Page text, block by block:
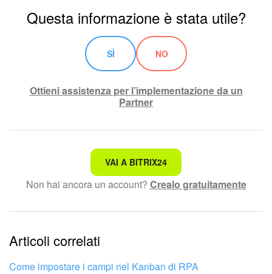
Questa informazione è stata utile?
SÌ NO
Ottieni assistenza per l’implementazione da un
Partner
Non è quello che sto cercando.
Testo complesso e incomprensibile
Le informazioni sono obsolete.
Troppo breve, ho bisogno di maggiori informazioni.
Non mi soddisfa come funziona questo strumento
VAI A BITRIX24
Non hai ancora un account? Crealo gratuitamente
Articoli correlati
Come impostare i campi nel Kanban di RPA